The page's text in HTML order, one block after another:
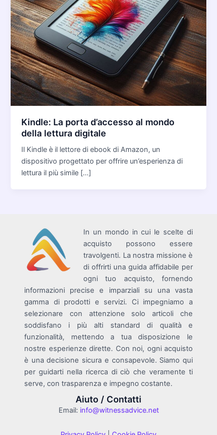
Kindle: La porta d’accesso al mondo
della lettura digitale
Il Kindle è il lettore di ebook di Amazon, un
dispositivo progettato per offrire un’esperienza di
lettura il più simile […]
In un mondo in cui le scelte di
acquisto possono essere
travolgenti. La nostra missione è
di offrirti una guida affidabile per
ogni tuo acquisto, fornendo
informazioni precise e imparziali su una vasta
gamma di prodotti e servizi. Ci impegniamo a
selezionare con attenzione solo articoli che
soddisfano i più alti standard di qualità e
funzionalità, mettendo a tua disposizione le
nostre esperienze dirette. Con noi, ogni acquisto
è una decisione sicura e consapevole. Siamo qui
per guidarti nella ricerca di ciò che veramente ti
serve, con trasparenza e impegno costante.
Aiuto / Contatti
Email: info@witnessadvice.net